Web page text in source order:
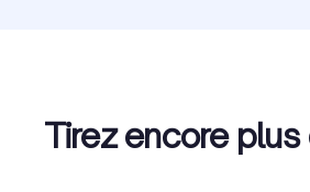
Tirez encore plus